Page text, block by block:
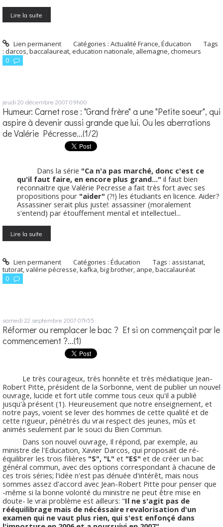
Lire la suite
Lien permanent Catégories :Actualité France,Éducation
Tags
: darcos,baccalaureat,education nationale, allemagne,chomeurs
0
jeudi 20 décembre 200709h00
Humeur: Carnet rose : "Grand frère" a une "Petite soeur", qui
aspire à devenir aussi grande que lui. Ou les aberrations
de Valérie Pécresse...(1/2)
Dans la série "Ca n'a pas marché, donc c'est ce
qu'il faut faire, en encore plus grand..." il faut bien
reconnaitre que Valérie Pecresse a fait très fort avec ses
propositions pour "aider" (?!) les étudiants en licence. Aider?
Assassiner serait plus juste!: assassiner (moralement
s'entend) par étouffement mental et intellectuel...
Lire la suite
Lien permanent Catégories :Éducation Tags : assistanat,
tutorat,valérie pécresse,kafka,big brother, anpe,baccalauréat
0
samedi 22 septembre 200707h55
Réformer ou remplacer le bac ? Et si on commençait par le
commencement ?...(1)
Le très courageux, très honnête et très médiatique Jean-
Robert Pitte, président de la Sorbonne, vient de publier un nouvel
ouvrage, lucide et fort utile comme tous ceux qu'il a publié
jusqu'à présent (1). Heureusement que notre enseignement, et
notre pays, voient se lever des hommes de cette qualité et de
cette rigueur, pénétrés du vrai respect des jeunes, mûs et
animés seulement par le souci du Bien Commun.
Dans son nouvel ouvrage, Il répond, par exemple, au
ministre de l'Education, Xavier Darcos, qui proposait de ré-
équilibrer les trois filières "S", "L" et "ES" et de créer un bac
général commun, avec des options correspondant à chacune de
ces trois séries; l'idée n'est pas dénuée d'intérêt, mais nous
sommes assez d'accord avec Jean-Robert Pitte pour penser que
-même si la bonne volonté du ministre ne peut être mise en
doute- le vrai problème est ailleurs: "Il ne s'agit pas de
rééquilibrage mais de nécéssaire revalorisation d'un
examen qui ne vaut plus rien, qui s'est enfonçé dans